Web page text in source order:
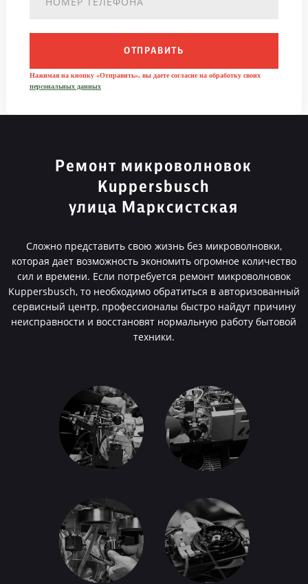
ОТПРАВИТЬ
Нажимая на кнопку «Отправить», вы даете согласие на обработку своих
персональных данных
Ремонт микроволновок
Kuppersbusch
улица Марксистская
Сложно представить свою жизнь без микроволновки,
которая дает возможность экономить огромное количество
сил и времени. Если потребуется ремонт микроволновок
Kuppersbusch, то необходимо обратиться в авторизованный
сервисный центр, профессионалы быстро найдут причину
неисправности и восстановят нормальную работу бытовой
техники.